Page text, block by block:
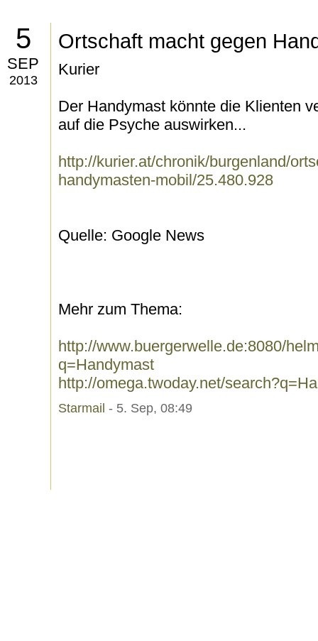
5
SEP
2013
Ortschaft macht gegen
Kurier
Der Handymast könnte die Klienten
auf die Psyche auswirken...
http://kurier.at/chronik/burgenland/
handymasten-mobil/25.480.928
Quelle: Google News
Mehr zum Thema:
http://www.buergerwelle.de:8080/
q=Handymast
http://omega.twoday.net/
Starmail - 5. Sep, 08:49